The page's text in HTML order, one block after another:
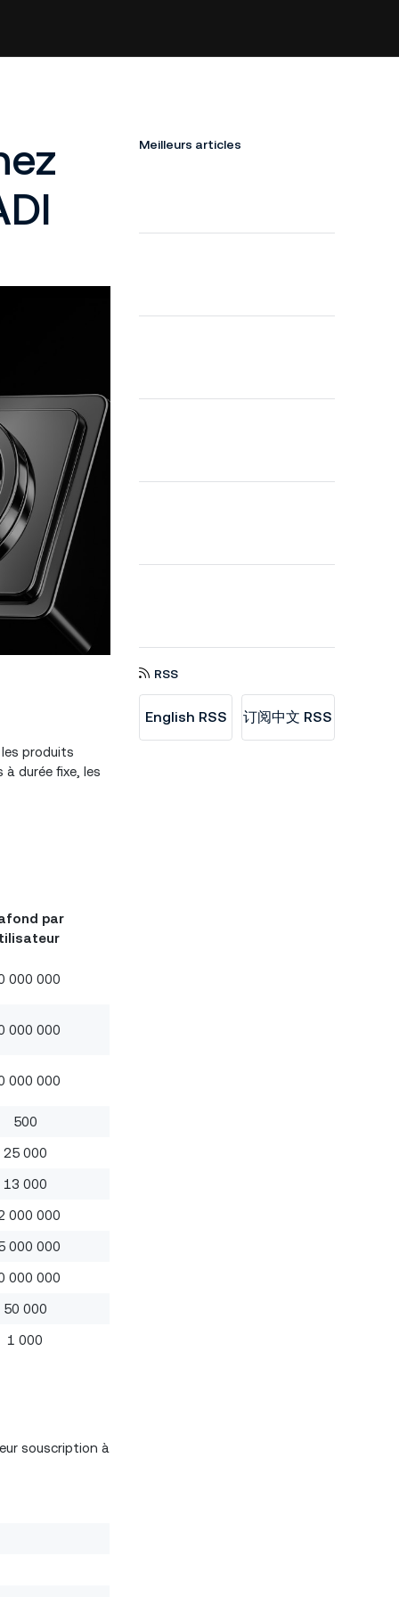
produits
durée fixe, les
par
000 000
000 000
000 000
500
25 000
13 000
000 000
000 000
000 000
50 000
1 000
souscription à
Meilleurs articles
RSS
English RSS 订阅中文 RSS